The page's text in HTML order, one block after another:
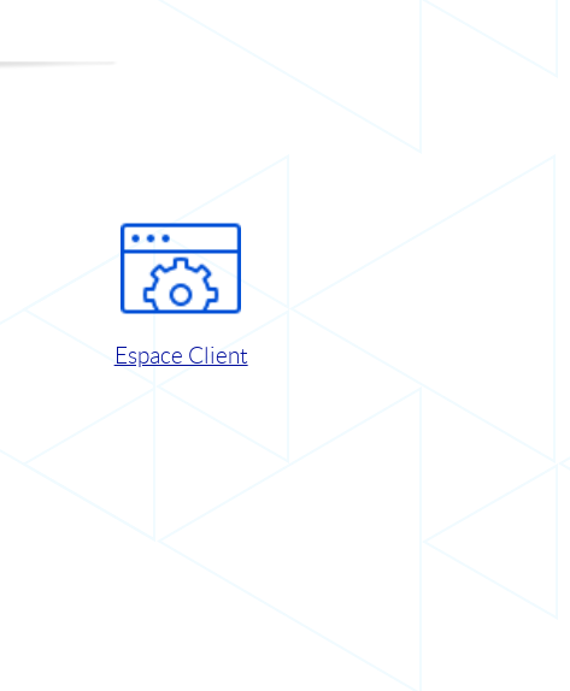
Espace Client